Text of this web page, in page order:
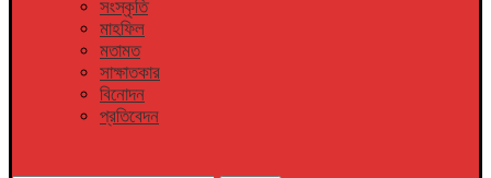
সংস্কৃতি
মাহফিল
মতামত
সাক্ষাতকার
বিনোদন
প্রতিবেদন